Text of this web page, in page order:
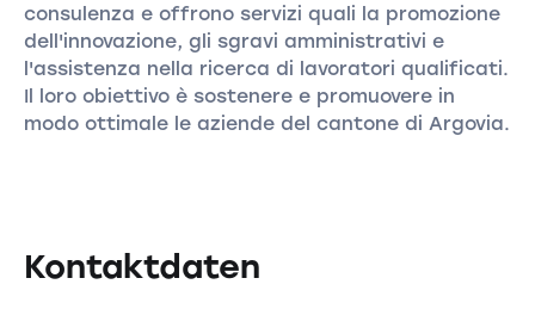
consulenza e offrono servizi quali la promozione
dell'innovazione, gli sgravi amministrativi e
l'assistenza nella ricerca di lavoratori qualificati.
Il loro obiettivo è sostenere e promuovere in
modo ottimale le aziende del cantone di Argovia.
Kontaktdaten